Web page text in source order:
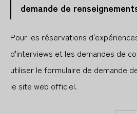
demande de
Pour les réservations
d'interviews et les demandes de
utiliser le formulaire de demande
le site web officiel.